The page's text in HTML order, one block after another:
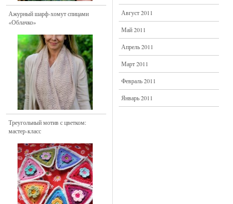
Ажурный шарф-хомут спицами
«Облачко»
Треугольный мотив с цветком:
мастер-класс
Август 2011
Май 2011
Апрель 2011
Март 2011
Февраль 2011
Январь 2011